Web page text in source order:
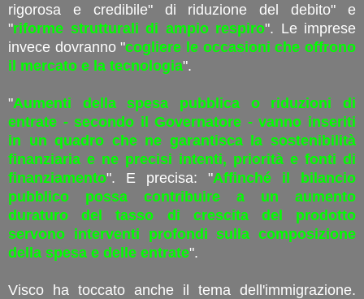
rigorosa e credibile" di riduzione del debito" e
"riforme strutturali di ampio respiro". Le imprese
invece dovranno "cogliere le occasioni che offrono
il mercato e la tecnologia".
"Aumenti della spesa pubblica o riduzioni di
entrate - secondo il Governatore - vanno inseriti
in un quadro che ne garantisca la sostenibilità
finanziaria e ne precisi intenti, priorità e fonti di
finanziamento". E precisa: "Affinché il bilancio
pubblico possa contribuire a un aumento
duraturo del tasso di crescita del prodotto
servono interventi profondi sulla composizione
della spesa e delle entrate".
Visco ha toccato anche il tema dell'immigrazione.